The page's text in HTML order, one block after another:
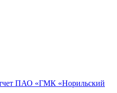
ПАО «ГМК «Норильский